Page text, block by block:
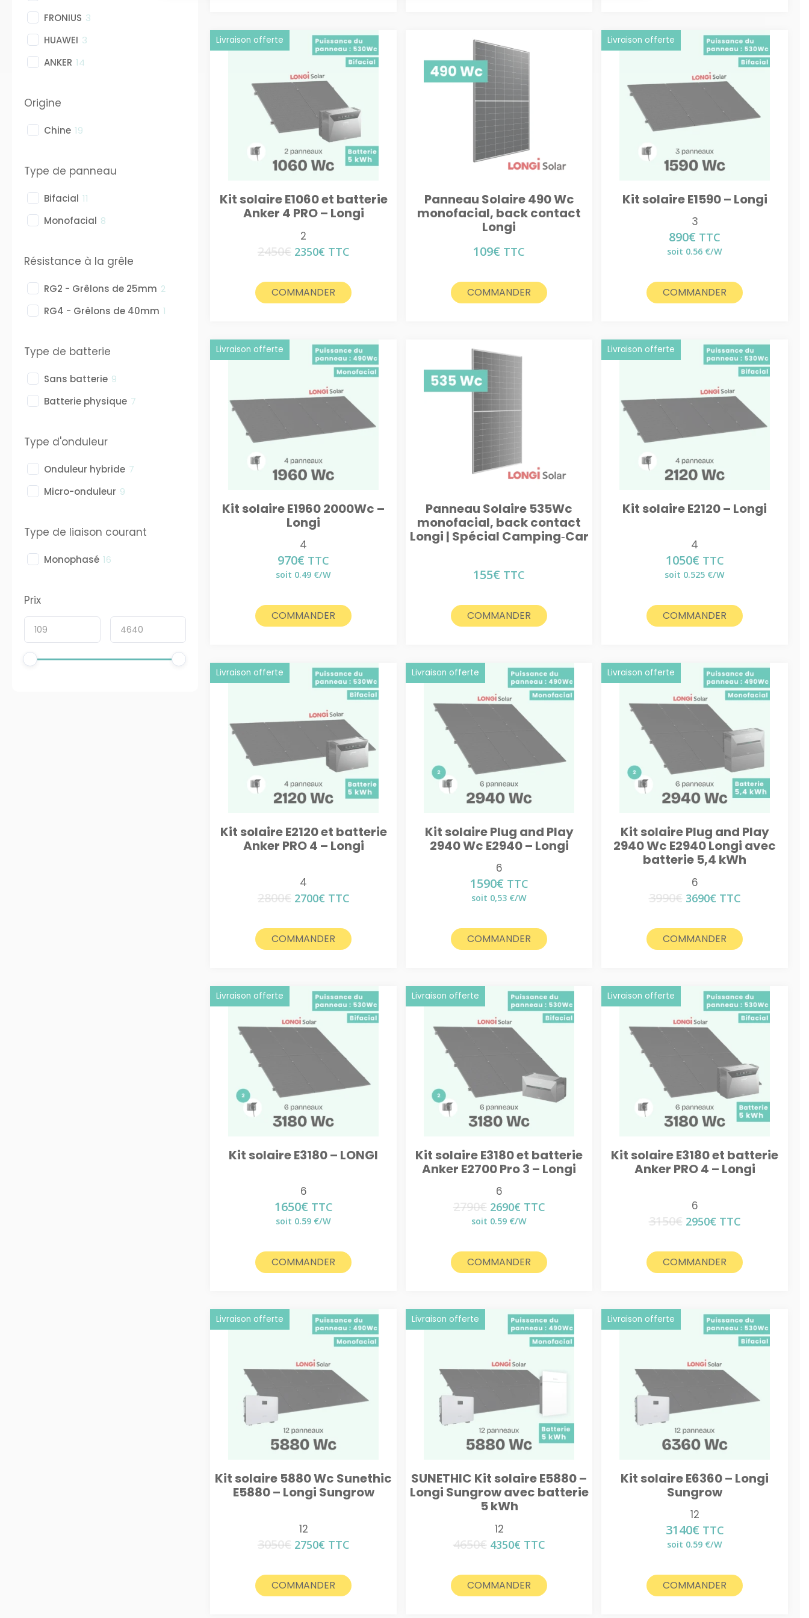
FRONIUS 3
HUAWEI 3
ANKER 14
Origine
Chine 19
Type de panneau
Bifacial 11
Monofacial 8
Résistance à la grêle
RG2 - Grêlons de 25mm 2
RG4 - Grêlons de 40mm 1
Type de batterie
Sans batterie 9
Batterie physique 7
Type d'onduleur
Onduleur hybride 7
Micro-onduleur 9
Type de liaison courant
Monophasé 16
Prix
Kit solaire E1060 et batterie
Anker 4 PRO – Longi
Livraison offerte
2
2450€ Le
était :
2450€.
2350€Le
est :
2350€.
TTC
COMMANDER
Panneau Solaire 490 Wc
monofacial, back contact
Longi
109€ TTC
COMMANDER
Kit solaire E1590 – Longi
Livraison offerte
3
890€ TTC
soit 0.56 €/W
COMMANDER
Kit solaire E1960 2000Wc –
Longi
Livraison offerte
4
970€ TTC
soit 0.49 €/W
COMMANDER
Panneau Solaire 535Wc
monofacial, back contact
Longi | Spécial Camping‑Car
155€ TTC
COMMANDER
Kit solaire E2120 – Longi
Livraison offerte
4
1050€ TTC
soit 0.525 €/W
COMMANDER
Kit solaire E2120 et batterie
Anker PRO 4 – Longi
Livraison offerte
4
2800€ Le
était :
2800€.
2700€Le
est :
2700€.
TTC
COMMANDER
Kit solaire Plug and Play
2940 Wc E2940 – Longi
Livraison offerte
6
1590€ TTC
soit 0,53 €/W
COMMANDER
Kit solaire Plug and Play
2940 Wc E2940 Longi avec
batterie 5,4 kWh
Livraison offerte
6
3990€ Le
était :
3990€.
3690€Le
est :
3690€.
TTC
COMMANDER
Kit solaire E3180 – LONGI
Livraison offerte
6
1650€ TTC
soit 0.59 €/W
COMMANDER
Kit solaire E3180 et batterie
Anker E2700 Pro 3 – Longi
Livraison offerte
6
2790€ Le
prix
2790€.
2690€Le
prix
2690€.
TTC
soit 0.59 €/W
COMMANDER
Kit solaire E3180 et batterie
Anker PRO 4 – Longi
Livraison offerte
6
3150€ Le
était :
3150€.
2950€Le
est :
2950€.
TTC
COMMANDER
Kit solaire 5880 Wc Sunethic
E5880 – Longi Sungrow
Livraison offerte
12
3050€ Le
était :
3050€.
2750€Le
est :
2750€.
TTC
COMMANDER
SUNETHIC Kit solaire E5880 –
Longi Sungrow avec batterie
5 kWh
Livraison offerte
12
4650€ Le
était :
4650€.
4350€Le
est :
4350€.
TTC
COMMANDER
Kit solaire E6360 – Longi
Sungrow
Livraison offerte
12
3140€ TTC
soit 0.59 €/W
COMMANDER